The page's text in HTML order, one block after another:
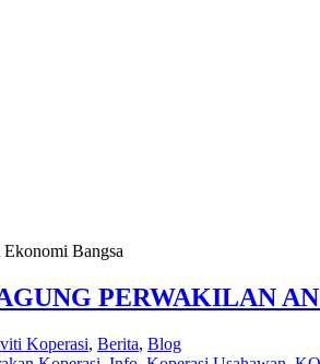
Bangsa
PERWAKILAN
Koperasi, Berita, Blog